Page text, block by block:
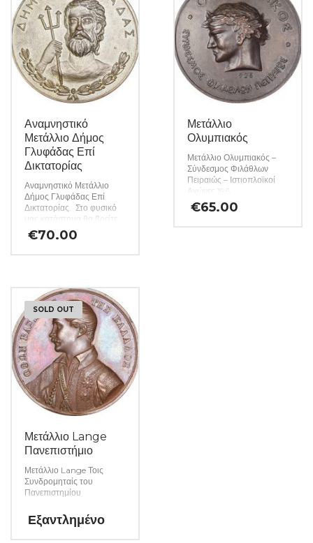
Αναμνηστικό
Μετάλλιο Δήμος
Γλυφάδας Επί
Δικτατορίας
Αναμνηστικό Μετάλλιο
Δήμος Γλυφάδας Επί
Δικτατορίας. Στο φυσικό
μας κατάστημα θα βρείτε
μεγάλη ποικιλία ελληνικών
και ξένων νομισμάτων και
€70.00
Μετάλλιο
Ολυμπιακός
Μετάλλιο Ολυμπιακός –
Σύνδεσμος Φιλάθλων
Πειραιώς – Ιστιοπλοϊκοί
Αγώνες 196..
€65.00
SOLD OUT
Μετάλλιο Lange
Πανεπιστήμιο
Μετάλλιο Lange Τοις
Συνδρομηταίς του
Πανεπιστημίου
Εξαντλημένο